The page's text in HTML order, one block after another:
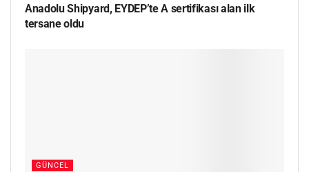
Anadolu Shipyard, EYDEP’te A sertifikası alan ilk
tersane oldu
GÜNCEL